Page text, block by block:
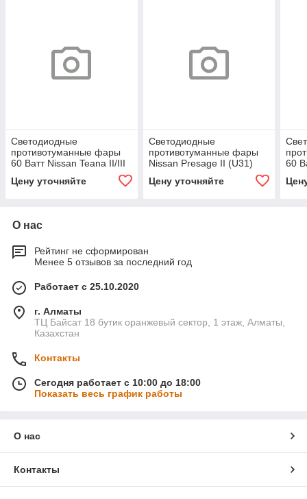
Светодиодные
противотуманные фары
60 Ватт Nissan Teana II/III
Цену уточняйте
Светодиодные
противотуманные фары
Nissan Presage II (U31)
Tandem Premium
Цену уточняйте
60
О нас
Рейтинг не сформирован
Менее 5 отзывов за последний год
Работает с 25.10.2020
г. Алматы
ТЦ Байсат 18 бутик оранжевый сектор, 1 этаж, Алматы,
Казахстан
Контакты
Сегодня работает с 10:00 до 18:00
Показать весь график работы
О нас
Контакты